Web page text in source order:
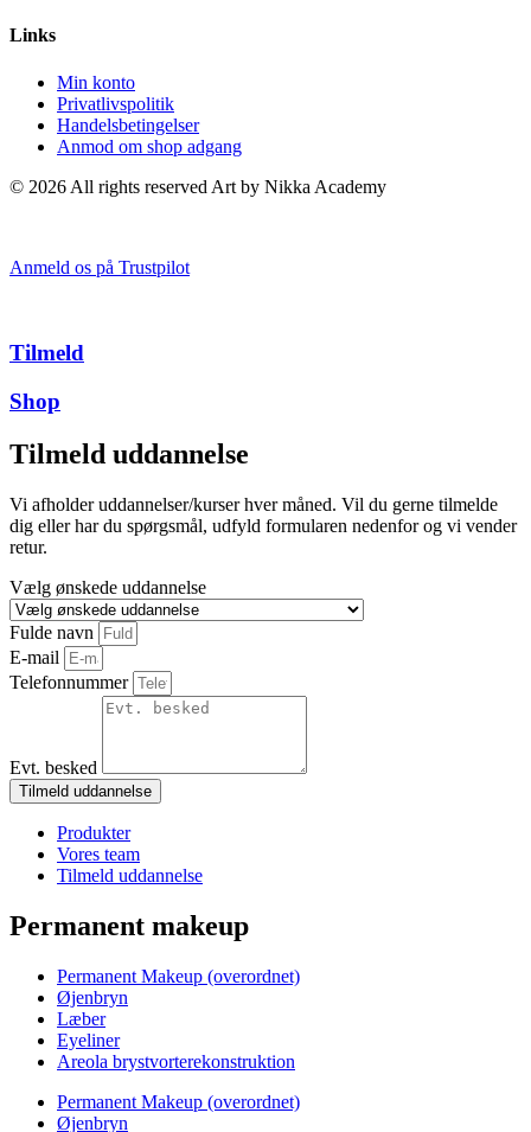
Links
Min konto
Privatlivspolitik
Handelsbetingelser
Anmod om shop adgang
© 2026 All rights reserved Art by Nikka Academy
Anmeld os på Trustpilot
Tilmeld
Shop
Tilmeld uddannelse
Vi afholder uddannelser/kurser hver måned. Vil du gerne tilmelde
dig eller har du spørgsmål, udfyld formularen nedenfor og vi vender
retur.
Vælg ønskede uddannelse
Fulde navn
E-mail
Telefonnummer
Evt. besked
Tilmeld uddannelse
Produkter
Vores team
Tilmeld uddannelse
Permanent makeup
Permanent Makeup (overordnet)
Øjenbryn
Læber
Eyeliner
Areola brystvorterekonstruktion
Permanent Makeup (overordnet)
Øjenbryn